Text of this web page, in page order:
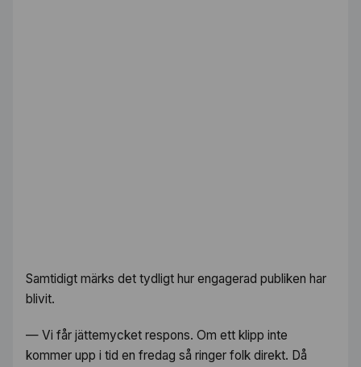
Samtidigt märks det tydligt hur engagerad publiken har
blivit.
— Vi får jättemycket respons. Om ett klipp inte
kommer upp i tid en fredag så ringer folk direkt. Då